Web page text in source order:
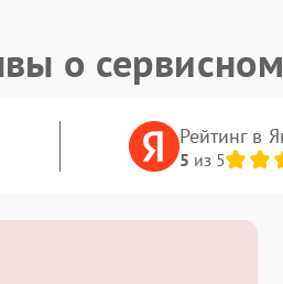
о
Рейтинг в
5 из 5